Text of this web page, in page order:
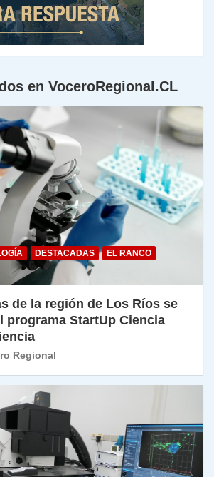
en VoceroRegional.CL
DESTACADAS
EL RANCO
de la región de Los Ríos se
programa StartUp Ciencia
Regional